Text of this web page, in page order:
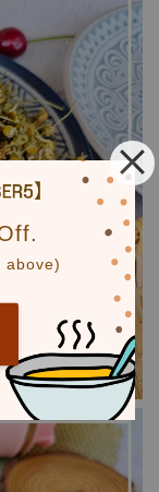
above)